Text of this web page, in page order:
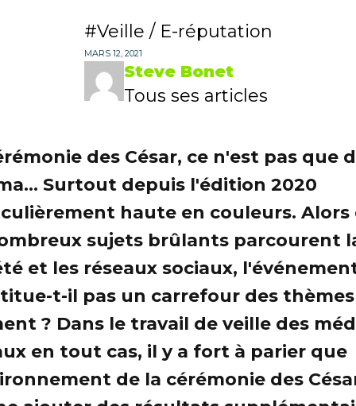
Veille / E-réputation
MARS 12, 2021
Steve Bonet
Tous ses articles
des César, ce n'est pas que
Surtout depuis l'édition 2020
haute en couleurs. Alors
sujets brûlants parcourent
et les réseaux sociaux,
t-il pas un carrefour des
? Dans le travail de veille des
en tout cas, il y a fort à parier que
de la cérémonie des